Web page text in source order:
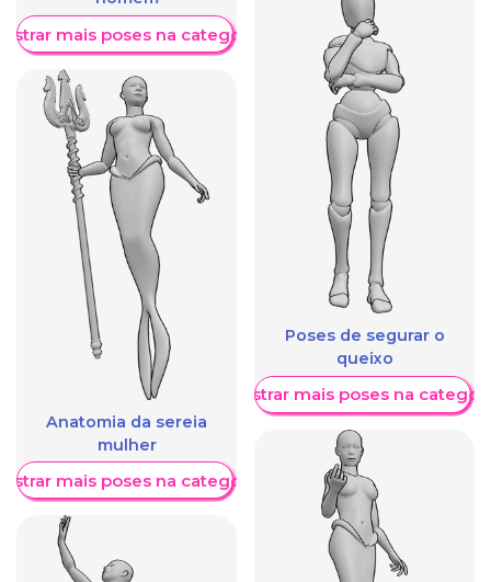
mais poses na categoria
Anatomia da sereia
mulher
mais poses na categoria
Poses de segurar o
queixo
Mostrar mais poses na